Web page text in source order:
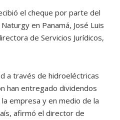
el cheque por parte del
en Panamá, José Luis
de Servicios Jurídicos,
a través de hidroeléctricas
han entregado dividendos
empresa y en medio de la
afirmó el director de